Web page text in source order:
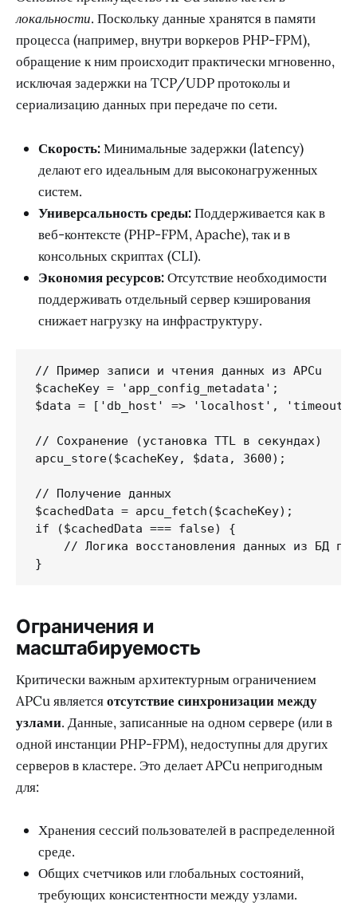
локальности. Поскольку данные хранятся в памяти
процесса (например, внутри воркеров PHP-FPM),
обращение к ним происходит практически мгновенно,
исключая задержки на TCP/UDP протоколы и
сериализацию данных при передаче по сети.
Скорость:Минимальные задержки (latency)
делают его идеальным для высоконагруженных
систем.
Универсальность среды:Поддерживается как в
веб-контексте (PHP-FPM, Apache), так и в
консольных скриптах (CLI).
Экономия ресурсов:Отсутствие необходимости
поддерживать отдельный сервер кэширования
снижает нагрузку на инфраструктуру.
// Пример записи и чтения данных из APCu
$cacheKey = 'app_config_metadata';
$data = ['db_host' => 'localhost', 'timeout'
// Сохранение (установка TTL в секундах)
apcu_store($cacheKey, $data, 3600);
// Получение данных
$cachedData = apcu_fetch($cacheKey);
if ($cachedData === false) {
// Логика восстановления данных из БД
}
Ограничения и
масштабируемость
Критически важным архитектурным ограничением
APCu являетсяотсутствие синхронизации между
узлами. Данные, записанные на одном сервере (или в
одной инстанции PHP-FPM), недоступны для других
серверов в кластере. Это делает APCu непригодным
для:
Хранения сессий пользователей в распределенной
среде.
Общих счетчиков или глобальных состояний,
требующих консистентности между узлами.